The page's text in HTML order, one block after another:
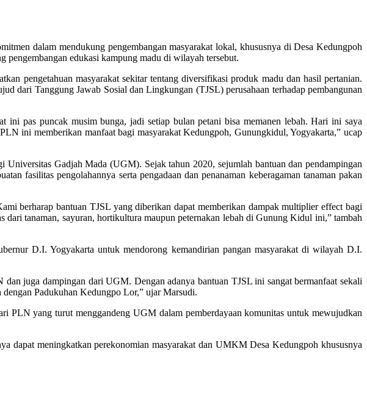
dalam mendukung pengembangan masyarakat lokal, khususnya di Desa Kedungpoh
edukasi kampung madu di wilayah tersebut.
pengetahuan masyarakat sekitar tentang diversifikasi produk madu dan hasil pertanian.
dari Tanggung Jawab Sosial dan Lingkungan (TJSL) perusahaan terhadap pembangunan
ini pas puncak musim bunga, jadi setiap bulan petani bisa memanen lebah. Hari ini saya
ini memberikan manfaat bagi masyarakat Kedungpoh, Gunungkidul, Yogyakarta,” ucap
Gadjah Mada (UGM). Sejak tahun 2020, sejumlah bantuan dan pendampingan
fasilitas pengolahannya serta pengadaan dan penanaman keberagaman tanaman pakan
berharap bantuan TJSL yang diberikan dapat memberikan dampak multiplier effect bagi
tanaman, sayuran, hortikultura maupun peternakan lebah di Gunung Kidul ini,” tambah
D.I. Yogyakarta untuk mendorong kemandirian pangan masyarakat di wilayah D.I.
juga dampingan dari UGM. Dengan adanya bantuan TJSL ini sangat bermanfaat sekali
Padukuhan Kedungpo Lor,” ujar Marsudi.
PLN yang turut menggandeng UGM dalam pemberdayaan komunitas untuk mewujudkan
dapat meningkatkan perekonomian masyarakat dan UMKM Desa Kedungpoh khususnya